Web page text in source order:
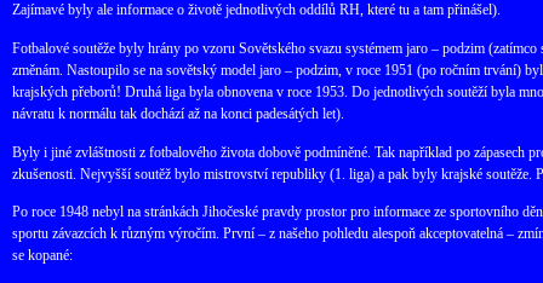
Zajímavé byly ale informace o životě jednotlivých oddílů RH, které tu a tam přinášel).
Fotbalové soutěže byly hrány po vzoru Sovětského svazu systémem jaro – podzim
změnám. Nastoupilo se na sovětský model jaro – podzim, v roce 1951 (po ročním trvání)
krajských přeborů! Druhá liga byla obnovena v roce 1953. Do jednotlivých soutěží byla
návratu k normálu tak dochází až na konci padesátých let).
Byly i jiné zvláštnosti z fotbalového života dobově podmíněné. Tak například po zápasech
zkušenosti. Nejvyšší soutěž bylo mistrovství republiky (1. liga) a pak byly krajské
Po roce 1948 nebyl na stránkách Jihočeské pravdy prostor pro informace ze sportovního
sportu závazcích k různým výročím. První – z našeho pohledu alespoň akceptovatelná –
se kopané: